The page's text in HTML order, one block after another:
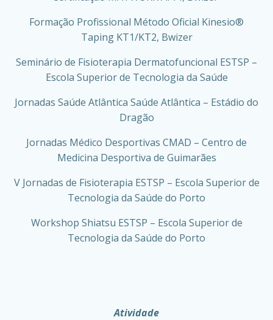
Formação Profissional Método Oficial Kinesio®
Taping KT1/KT2, Bwizer
Seminário de Fisioterapia Dermatofuncional ESTSP –
Escola Superior de Tecnologia da Saúde
Jornadas Saúde Atlântica Saúde Atlântica – Estádio do
Dragão
Jornadas Médico Desportivas CMAD – Centro de
Medicina Desportiva de Guimarães
V Jornadas de Fisioterapia ESTSP – Escola Superior de
Tecnologia da Saúde do Porto
Workshop Shiatsu ESTSP – Escola Superior de
Tecnologia da Saúde do Porto
Atividade